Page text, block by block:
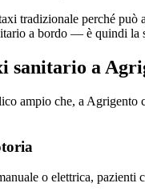
tradizionale perché può
a bordo — è quindi la
sanitario a
ampio che, a Agrigento
o elettrica,